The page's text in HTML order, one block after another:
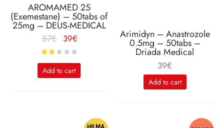
AROMAMED 25
(Exemestane) – 50tabs of
25mg – DEUS-MEDICAL
57€
Le
prix
initial
était :
39€
actuel
Add to cart
Arimidyn – Anastrozole
0.5mg – 50tabs –
Driada Medical
39€
Add to cart